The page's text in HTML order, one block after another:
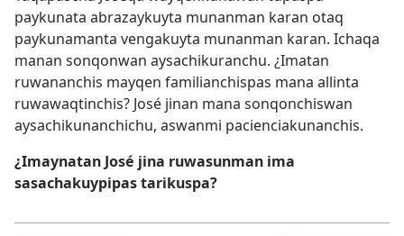
paykunata abrazaykuyta munanman karan otaq
paykunamanta vengakuyta munanman karan. Ichaqa
manan sonqonwan aysachikuranchu. ¿Imatan
ruwananchis mayqen familianchispas mana allinta
ruwawaqtinchis? José jinan mana sonqonchiswan
aysachikunanchichu, aswanmi pacienciakunanchis.
¿Imaynatan José jina ruwasunman ima
sasachakuypipas tarikuspa?